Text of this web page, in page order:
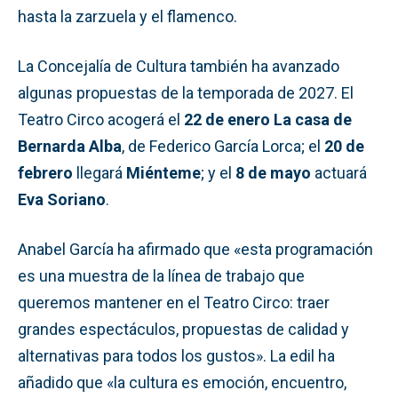
hasta la zarzuela y el flamenco.
La Concejalía de Cultura también ha avanzado
algunas propuestas de la temporada de 2027. El
Teatro Circo acogerá el 22 de enero La casa de
Bernarda Alba, de Federico García Lorca; el 20 de
febrero llegará Miénteme; y el 8 de mayo actuará
Eva Soriano.
Anabel García ha afirmado que «esta programación
es una muestra de la línea de trabajo que
queremos mantener en el Teatro Circo: traer
grandes espectáculos, propuestas de calidad y
alternativas para todos los gustos». La edil ha
añadido que «la cultura es emoción, encuentro,